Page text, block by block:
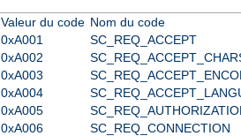
Valeur du code Nom du code
0xA001
SC_REQ_ACCEPT
0xA002
0xA003
0xA004
0xA005
0xA006
SC_REQ_CONNECTION